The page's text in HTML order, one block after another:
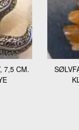
7,5 CM.